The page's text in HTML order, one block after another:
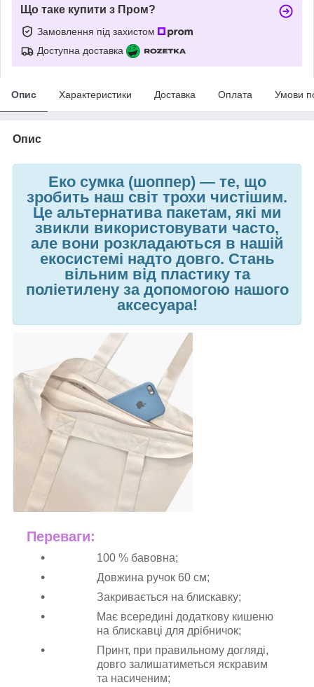
Що таке купити з Пром?
Замовлення під захистом
Доступна доставка
Опис Характеристики Доставка Оплата Умови
Опис
Еко сумка (шоппер) —те, що
зробить наш світ трохи чистішим.
Це альтернатива пакетам, які ми
звикли використовувати часто,
але вони розкладаються в нашій
екосистемі надто довго. Стань
вільним від пластику та
поліетилену за допомогою нашого
аксесуара!
Переваги:
100 % бавовна;
Довжина ручок 60 см;
Закривається на блискавку;
Має всередині додаткову кишеню
на блискавці для дрібничок;
Принт, при правильному догляді,
довго залишатиметься яскравим
та насиченим;